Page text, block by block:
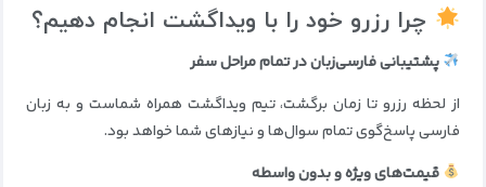
چرا رزرو خود را با ویداگشت انجام دهیم؟
پشتیبانی فارسی‌زبان در تمام مراحل سفر
از لحظه رزرو تا زمان برگشت، تیم ویداگشت همراه شماست و به زبان
فارسی پاسخ‌گوی تمام سوال‌ها و نیازهای شما خواهد بود.
قیمت‌های ویژه و بدون واسطه